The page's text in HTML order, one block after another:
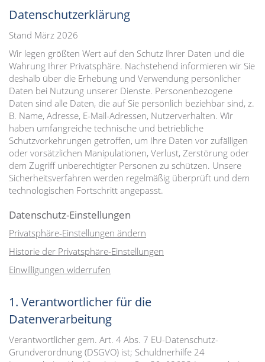
Datenschutzerklärung
Stand März 2026
Wir legen größten Wert auf den Schutz Ihrer Daten und die
Wahrung Ihrer Privatsphäre. Nachstehend informieren wir Sie
deshalb über die Erhebung und Verwendung persönlicher
Daten bei Nutzung unserer Dienste. Personenbezogene
Daten sind alle Daten, die auf Sie persönlich beziehbar sind, z.
B. Name, Adresse, E-Mail-Adressen, Nutzerverhalten. Wir
haben umfangreiche technische und betriebliche
Schutzvorkehrungen getroffen, um Ihre Daten vor zufälligen
oder vorsätzlichen Manipulationen, Verlust, Zerstörung oder
dem Zugriff unberechtigter Personen zu schützen. Unsere
Sicherheitsverfahren werden regelmäßig überprüft und dem
technologischen Fortschritt angepasst.
Datenschutz-Einstellungen
Privatsphäre-Einstellungen ändern
Historie der Privatsphäre-Einstellungen
Einwilligungen widerrufen
1. Verantwortlicher für die
Datenverarbeitung
Verantwortlicher gem. Art. 4 Abs. 7 EU-Datenschutz-
Grundverordnung (DSGVO) ist; Schuldnerhilfe 24